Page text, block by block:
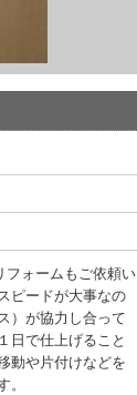
フォームもご依頼い
ピードが大事なの
）が協力し合って
日で仕上げること
動や片付けなどを